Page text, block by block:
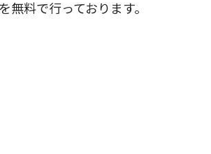
料で行っております。